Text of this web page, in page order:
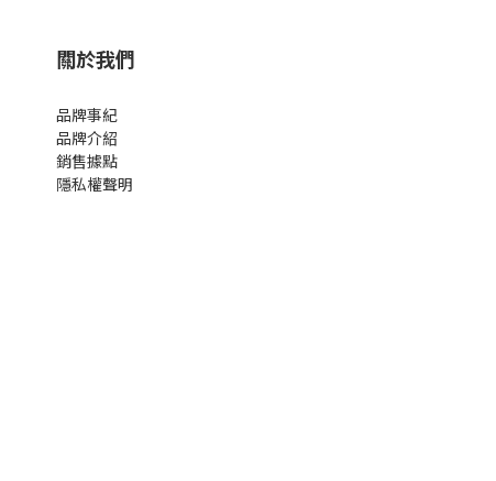
關於我們
品牌事紀
品牌介紹
銷售據點
隱私權聲明